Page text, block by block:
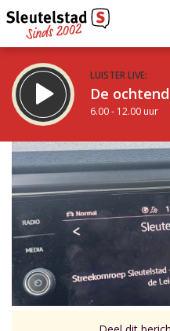
LUISTER LIVE:
De
6.00 - 12.00 uur
STRAKS:
De middag van
12.00 - 18.00 uur
Vorig uur
uur